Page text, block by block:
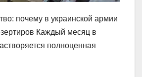
почему в украинской армии
Каждый месяц в
полноценная